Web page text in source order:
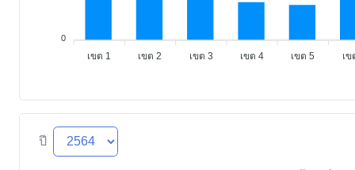
เขต 1 เขต 2 เขต 3 เขต 4 เขต 5 เข
0
ปี